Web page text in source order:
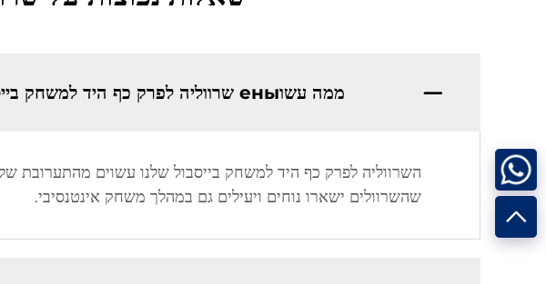
ממה עשוены שרווליה לפרק כף היד למשחק בייסבול?
השרווליה לפרק כף היד למשחק בייסבול שלנו עשוים מהתערובת
שהשרוולים ישארו נוחים ויעילים גם במהלך משחק אינטנסיבי.